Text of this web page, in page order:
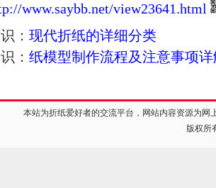
www.saybb.net/view23641.html
： 现代折纸的详细分类
： 纸模型制作流程及注意事项详
本站为折纸爱好者的交流平台，网站内容资源为
版权所